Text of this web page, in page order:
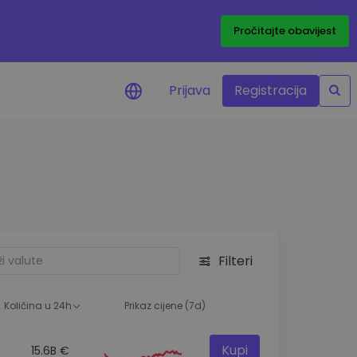
Pročitajte obavijest
Prijava Registracija
Filteri
Količina u 24h Prikaz cijene (7d)
15.6B € Kupi